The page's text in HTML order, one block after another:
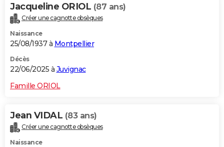
Jacqueline ORIOL (87 ans)
Créer une cagnotte obsèques
Naissance
25/08/1937 à Montpellier
Décès
22/06/2025 à Juvignac
Famille ORIOL
Jean VIDAL (83 ans)
Créer une cagnotte obsèques
Naissance